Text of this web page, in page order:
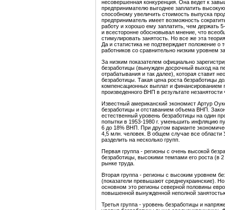
несовершенная конкуренция. Она ведет к
предпринимателю выгоднее заплатить
способному увеличить стоимость выпуска
предприниматель имеет возможность
работу и хорошо ему заплатить, чем держать
и всесторонне обосновывал мнение, что
стимулировать занятость. Но все же эта
Да и статистика не подтверждает положение о
работников со сравнительно низким уровнем
За низким показателем официально
безработицы (вынужден досрочный выход на
отрабатывания и так далее), которая ставит
безработицы. Такая цена роста безработицы
компенсационных выплат и финансированием
произведенного ВНП в результате
Известный американский экономист Артур
безработицы и отставанием объема ВНП.
естественный уровень безработицы на один
попытки в 1953-1980 г. уменьшить инфляцию
6 до 18% ВНП. При другом варианте
4,5 млн. человек. В общем случае все области
разделить на несколько групп.
Первая группа - регионы с очень высокой
безработицы, высокими темпами его роста (в
рынке труда.
Вторая группа - регионы с высоким уровнем
(показатели превышают среднеукраинские).
основном это регионы северной половины
повышенной вынужденной неполной
Третья группа - уровень безработицы и